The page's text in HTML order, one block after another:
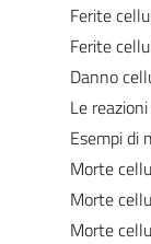
Ferite
Ferite
Danno
Le
Esempi di
Morte
Morte
Morte